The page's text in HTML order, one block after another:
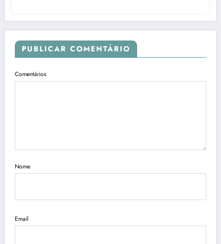
PUBLICAR COMENTÁRIO
Comentários
Nome
Email